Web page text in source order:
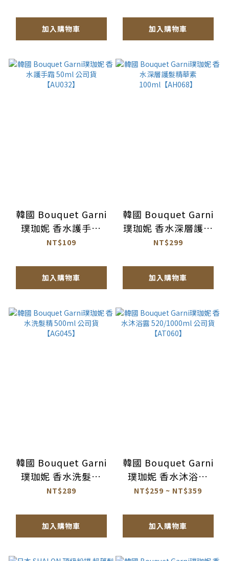
加入購物車 加入購物車
韓國 Bouquet Garni
璞珈妮 香水護手霜
50ml 公司貨
NT$109
加入購物車
韓國 Bouquet Garni
璞珈妮 香水深層護髮
精華素
NT$299
加入購物車
韓國 Bouquet Garni
璞珈妮 香水洗髮精
500ml 公司貨
NT$289
加入購物車
韓國 Bouquet Garni
璞珈妮 香水沐浴露
520/1000ml 公司貨
NT$259 ~ NT$359
加入購物車